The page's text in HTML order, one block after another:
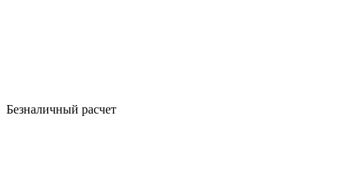
Безналичный расчет